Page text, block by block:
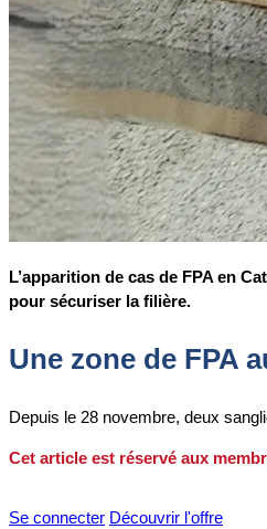
L’apparition de cas de FPA en
pour sécuriser la filière.
Une zone de FPA
Depuis le 28 novembre, deux
Cet article est réservé aux
Se connecter Découvrir l'offre